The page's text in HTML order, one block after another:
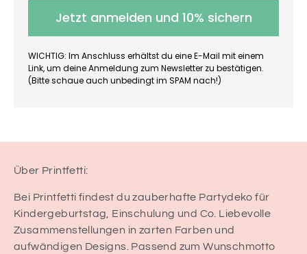
Jetzt anmelden und 10% sichern
WICHTIG: Im Anschluss erhältst du eine E-Mail mit einem
Link, um deine Anmeldung zum Newsletter zu bestätigen.
(Bitte schaue auch unbedingt im SPAM nach!)
Über Printfetti:
Bei Printfetti findest du zauberhafte Partydeko für
Kindergeburtstag, Einschulung und Co. Liebevolle
Zusammenstellungen in zarten Farben und
aufwändigen Designs. Passend zum Wunschmotto